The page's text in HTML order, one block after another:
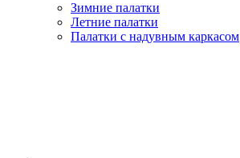
Зимние палатки
Летние палатки
Палатки с надувным каркасом